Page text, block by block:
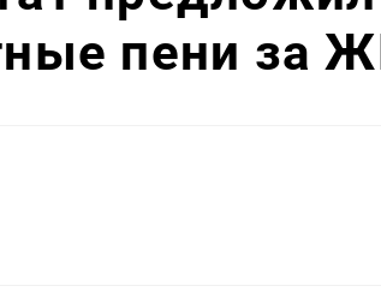
пени за